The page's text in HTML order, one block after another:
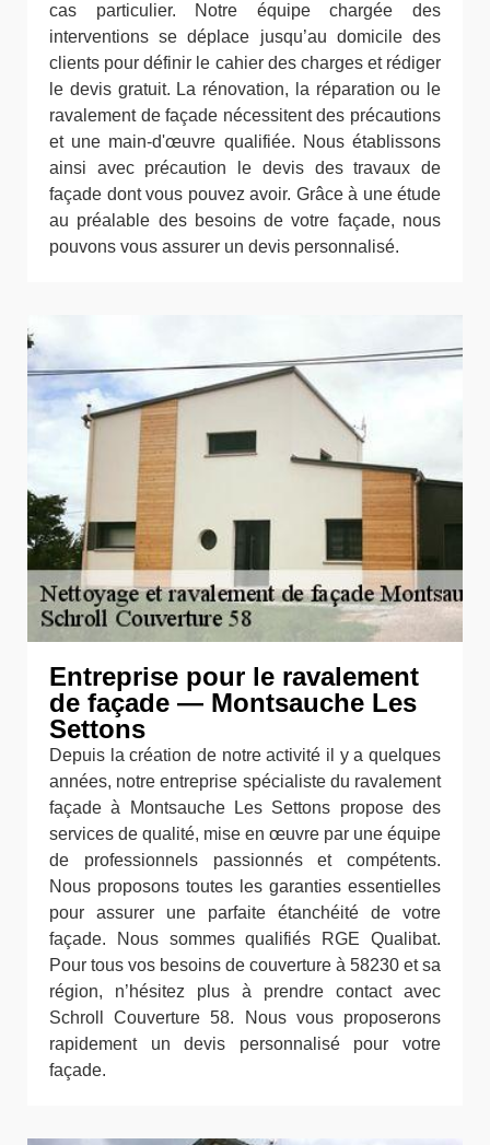
cas particulier. Notre équipe chargée des
interventions se déplace jusqu’au domicile des
clients pour définir le cahier des charges et rédiger
le devis gratuit. La rénovation, la réparation ou le
ravalement de façade nécessitent des précautions
et une main-d'œuvre qualifiée. Nous établissons
ainsi avec précaution le devis des travaux de
façade dont vous pouvez avoir. Grâce à une étude
au préalable des besoins de votre façade, nous
pouvons vous assurer un devis personnalisé.
Entreprise pour le ravalement
de façade — Montsauche Les
Settons
Depuis la création de notre activité il y a quelques
années, notre entreprise spécialiste du ravalement
façade à Montsauche Les Settons propose des
services de qualité, mise en œuvre par une équipe
de professionnels passionnés et compétents.
Nous proposons toutes les garanties essentielles
pour assurer une parfaite étanchéité de votre
façade. Nous sommes qualifiés RGE Qualibat.
Pour tous vos besoins de couverture à 58230 et sa
région, n’hésitez plus à prendre contact avec
Schroll Couverture 58. Nous vous proposerons
rapidement un devis personnalisé pour votre
façade.